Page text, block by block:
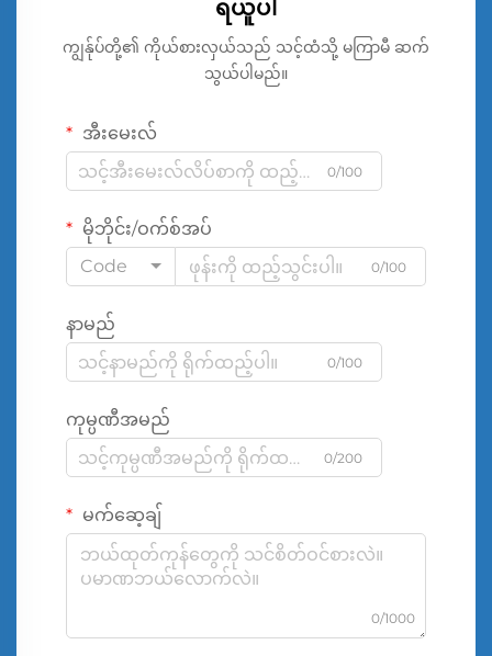
ရယူပါ
ကျွန်ုပ်တို့၏ ကိုယ်စားလှယ်သည် သင့်ထံသို့ မကြာမီ ဆက်
သွယ်ပါမည်။
အီးမေးလ်
0/100
မိုဘိုင်း/ဝက်စ်အပ်
Code
0/100
နာမည်
0/100
ကုမ္ပဏီအမည်
0/200
မက်ဆေ့ချ်
0/1000